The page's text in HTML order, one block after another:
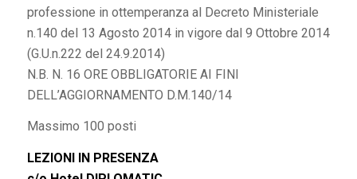
professione in ottemperanza al Decreto Ministeriale
n.140 del 13 Agosto 2014 in vigore dal 9 Ottobre 2014
(G.U.n.222 del 24.9.2014)
N.B. N. 16 ORE OBBLIGATORIE AI FINI
DELL’AGGIORNAMENTO D.M.140/14
Massimo 100 posti
LEZIONI IN PRESENZA